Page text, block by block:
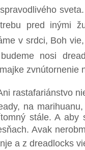
pred inými
v srdci, Boh
nosi
zvnútornenie
rastafariánstvo
na
stále. A aby
Avak
a z dreadlocks